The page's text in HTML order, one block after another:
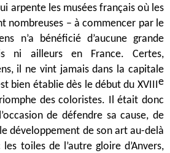
arpente les musées français où les
nombreuses – à commencer par le
n’a bénéficié d’aucune grande
ni ailleurs en France. Certes,
il ne vint jamais dans la capitale
bien établie dès le début du XVIIIe
des coloristes. Il était donc
de défendre sa cause, de
développement de son art au-delà
toiles de l’autre gloire d’Anvers,